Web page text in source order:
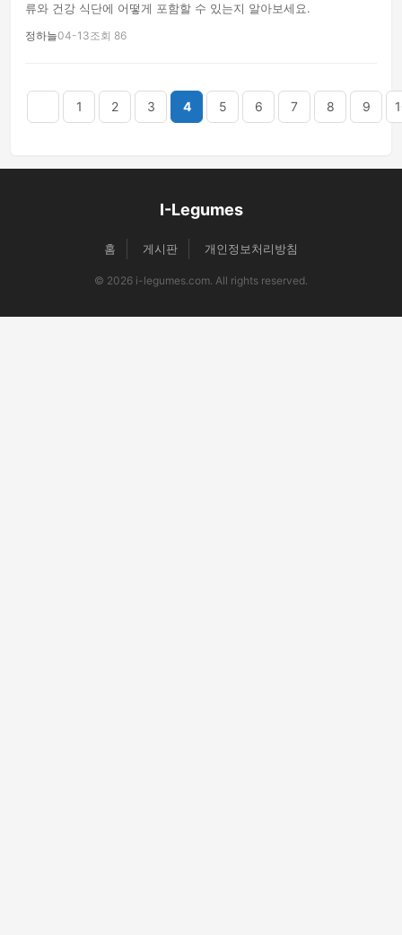
류와 건강 식단에 어떻게 포함할 수 있는지 알아보세요.
정하늘04-13조회 86
1 2 3 4 5 6 7 8 9
I-Legumes
홈 게시판 개인정보처리방침
© 2026 i-legumes.com. All rights reserved.